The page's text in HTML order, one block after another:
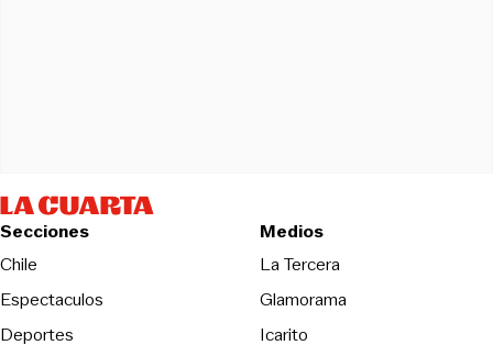
Secciones
Chile
Espectaculos
Deportes
Medios
La TerceraOpens in new
Glamorama
Icarito